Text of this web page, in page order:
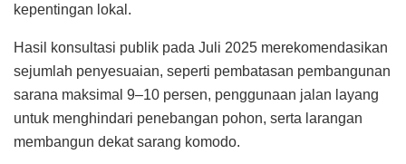
kepentingan lokal.
Hasil konsultasi publik pada Juli 2025 merekomendasikan
sejumlah penyesuaian, seperti pembatasan pembangunan
sarana maksimal 9–10 persen, penggunaan jalan layang
untuk menghindari penebangan pohon, serta larangan
membangun dekat sarang komodo.